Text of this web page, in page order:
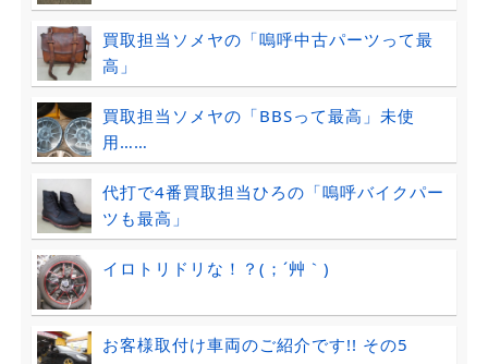
買取担当ソメヤの「嗚呼中古パーツって最
高」
買取担当ソメヤの「BBSって最高」未使
用……
代打で4番買取担当ひろの「嗚呼バイクパー
ツも最高」
イロトリドリな！？(；´艸｀)
お客様取付け車両のご紹介です!! その5